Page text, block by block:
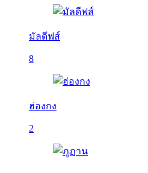
มัลดีฟส์
8
ฮ่องกง
2